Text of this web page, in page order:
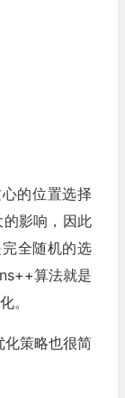
的位置选择
影响，因此
全随机的选
算法就是
。
策略也很简